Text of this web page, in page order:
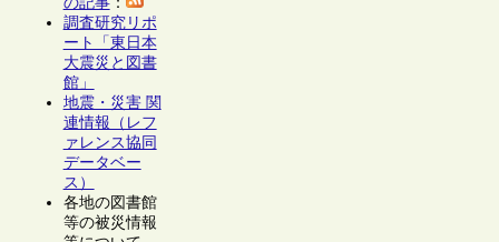
調査研究リポ
ート「東日本
大震災と図書
館」
地震・災害 関
連情報（レフ
ァレンス協同
データベー
ス）
各地の図書館
等の被災情報